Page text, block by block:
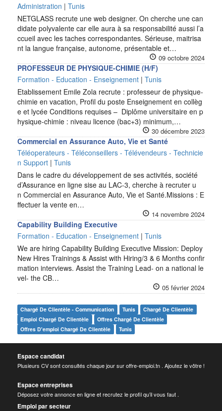
Administration | Tunis
NETGLASS recrute une web designer. On cherche une can
didate polyvalente car elle aura à sa responsabilité aussi l’a
ccueil avec les taches correspondantes. Sérieuse, maitrisa
nt la langue française, autonome, présentable et…
09 octobre 2024
PROFESSEUR DE PHYSIQUE-CHIMIE (H/F)
Formation - Education - Enseignement | Tunis
Etablissement Emile Zola recrute : professeur de physique-
chimie en vacation, Profil du poste Enseignement en collèg
e et lycée Conditions requises – Diplôme universitaire en p
hysique-chimie : niveau licence (bac+3) minimum,…
30 décembre 2023
Commercial en Assurance Auto, Vie et Santé
Téléoperateurs - Téléconseillers - Télévendeurs - Technicie
n Support | Tunis
Dans le cadre du développement de ses activités, société
d’Assurance en ligne sise au LAC-3, cherche à recruter u
n Commercial en Assurance Auto, Vie et Santé.Missions : E
ffectuer la vente en…
14 novembre 2024
Capability Building Executive
Formation - Education - Enseignement | Tunis
We are hiring Capability Building Executive Mission: Deploy
New Hires Trainings & Assist with Hiring/3 & 6 Months confir
mation interviews. Assist the Training Lead- on a national le
vel- the CB…
05 février 2024
Chargé De Clientèle - Communication Tunis
Chargé De Clientèle
Emploi Chargé De Clientèle
Offres Chargé De Clientèle
Offres D'emploi Chargé De Clientèle
Tunis
Espace candidat
Plusieurs CV sont consultés chaque jour sur offre-emploi.tn . Ajoutez le vôtre !
Espace entreprises
Déposez votre annonce en ligne et recrutez le profil qu’il vous faut .
Emploi par secteur